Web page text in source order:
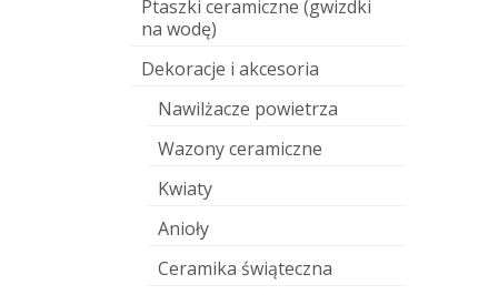
Ptaszki ceramiczne (gwizdki
na wodę)
Dekoracje i akcesoria
Nawilżacze powietrza
Wazony ceramiczne
Kwiaty
Anioły
Ceramika świąteczna